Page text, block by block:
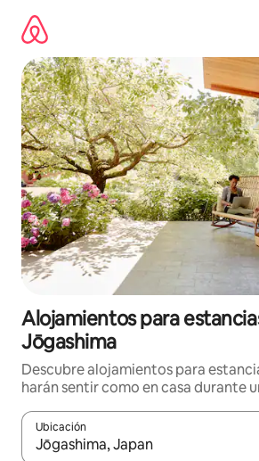
contenido
Alojamientos para
Jōgashima
Descubre alojamientos para
harán sentir como en casa durante
Ubicación
Cuando los resultados estén